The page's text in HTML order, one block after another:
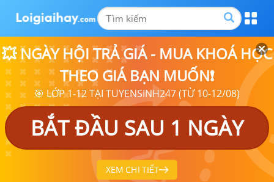
💥 NGÀY HỘI TRẢ GIÁ - MUA KHOÁ HỌC
THEO GIÁ BẠN MUỐN❗
🎯 LỚP 1-12 TẠI TUYENSINH247 (TỪ 10-12/08)
BẮT ĐẦU SAU 1 NGÀY
XEM CHI TIẾT